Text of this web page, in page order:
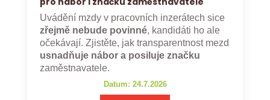
Uvádění mzdy v pracovních inzerátech sice
zřejmě nebude povinné, kandidáti ho ale
očekávají. Zjistěte, jak transparentnost mezd
usnadňuje nábor a posiluje značku
zaměstnavatele.
Datum: 24.7.2026